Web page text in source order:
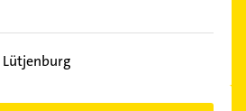
Lütjenburg